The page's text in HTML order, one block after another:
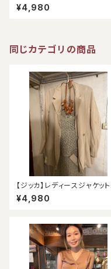
¥4,980
同じカテゴリの商品
【ジッカ】レディースジャケット
（アウトレット）
¥4,980